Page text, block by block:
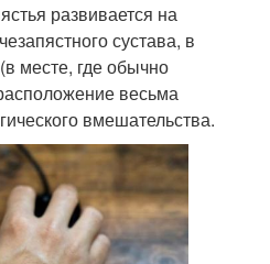
развивается на
сустава, в
месте, где обычно
весьма
вмешательства.